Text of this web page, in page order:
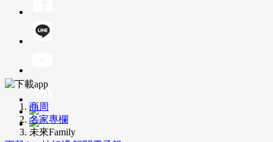
商周
名家專欄
未來Family